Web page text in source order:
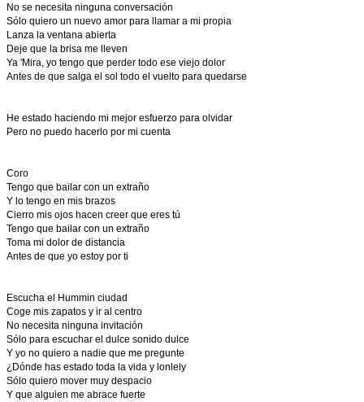
No se necesita ninguna conversación
Sólo quiero un nuevo amor para llamar a mi propia
Lanza la ventana abierta
Deje que la brisa me lleven
Ya 'Mira, yo tengo que perder todo ese viejo dolor
Antes de que salga el sol todo el vuelto para quedarse
He estado haciendo mi mejor esfuerzo para olvidar
Pero no puedo hacerlo por mi cuenta
Coro
Tengo que bailar con un extraño
Y lo tengo en mis brazos
Cierro mis ojos hacen creer que eres tú
Tengo que bailar con un extraño
Toma mi dolor de distancia
Antes de que yo estoy por ti
Escucha el Hummin ciudad
Coge mis zapatos y ir al centro
No necesita ninguna invitación
Sólo para escuchar el dulce sonido dulce
Y yo no quiero a nadie que me pregunte
¿Dónde has estado toda la vida y lonlely
Sólo quiero mover muy despacio
Y que alguien me abrace fuerte